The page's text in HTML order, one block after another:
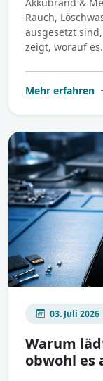
Rauch,
ausgesetzt
zeigt, worauf
Mehr erfahren
03. Juli 2026
Warum
obwohl es